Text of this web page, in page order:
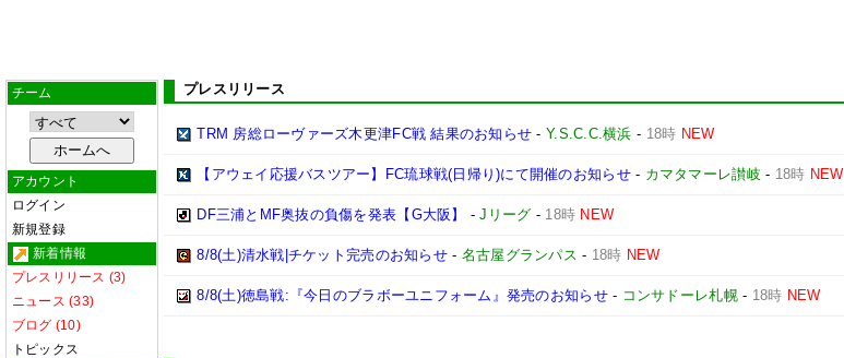
チーム
アカウント
ログイン
新規登録
新着情報
プレスリリース (3)
ニュース (33)
ブログ (10)
トピックス
プレスリリース
TRM 房総ローヴァーズ木更津FC戦 結果のお知らせ -Y.S.C.C.横浜 - 18時 NEW
【アウェイ応援バスツアー】FC琉球戦(日帰り)にて開催のお知らせ- カマタマーレ讃岐 - 18時 NEW
DF三浦とMF奥抜の負傷を発表【G大阪】 -Jリーグ - 18時 NEW
8/8(土)清水戦|チケット完売のお知らせ- 名古屋グランパス - 18時 NEW
8/8(土)徳島戦:『今日のブラボーユニフォーム』発売のお知らせ- コンサドーレ札幌- 18時 NEW